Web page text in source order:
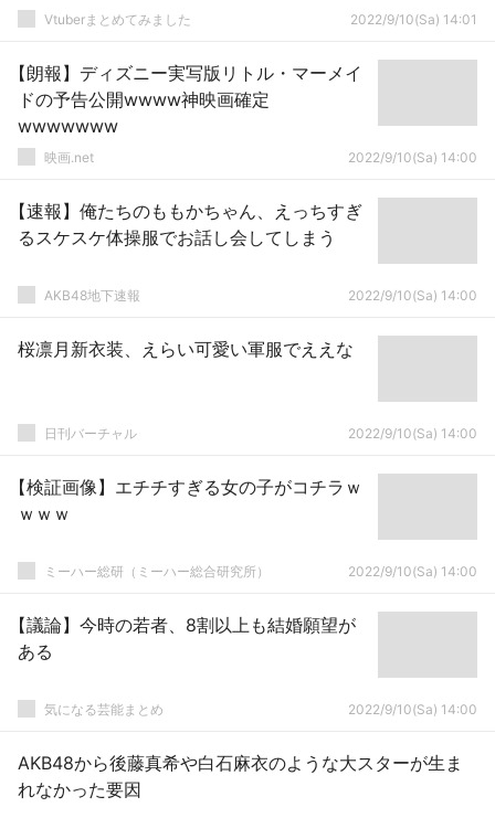
Vtuberまとめてみました 2022/9/10(Sa) 14:01
【朗報】ディズニー実写版リトル・マーメイ
ドの予告公開wwww神映画確定
wwwwwww
映画.net 2022/9/10(Sa) 14:00
【速報】俺たちのももかちゃん、えっちすぎ
るスケスケ体操服でお話し会してしまう
AKB48地下速報 2022/9/10(Sa) 14:00
桜凛月新衣装、えらい可愛い軍服でええな
日刊バーチャル 2022/9/10(Sa) 14:00
【検証画像】エチチすぎる女の子がコチラｗ
ｗｗｗ
ミーハー総研（ミーハー総合研究所） 2022/9/10(Sa) 14:00
【議論】今時の若者、8割以上も結婚願望が
ある
気になる芸能まとめ 2022/9/10(Sa) 14:00
AKB48から後藤真希や白石麻衣のような大スターが生ま
れなかった要因